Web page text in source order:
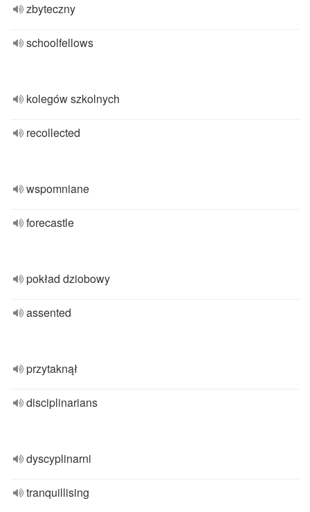
zbyteczny
schoolfellows
kolegów szkolnych
recollected
wspomniane
forecastle
pokład dziobowy
assented
przytaknął
disciplinarians
dyscyplinarni
tranquillising